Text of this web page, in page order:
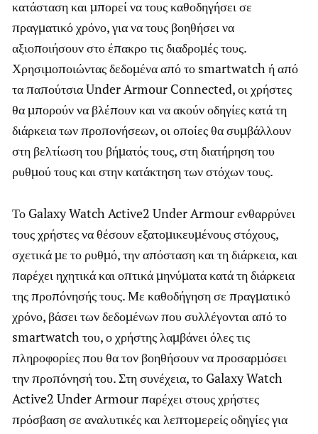
κατάσταση και μπορεί να τους καθοδηγήσει σε
πραγματικό χρόνο, για να τους βοηθήσει να
αξιοποιήσουν στο έπακρο τις διαδρομές τους.
Χρησιμοποιώντας δεδομένα από το smartwatch ή από
τα παπούτσια Under Armour Connected, οι χρήστες
θα μπορούν να βλέπουν και να ακούν οδηγίες κατά τη
διάρκεια των προπονήσεων, οι οποίες θα συμβάλλουν
στη βελτίωση του βήματός τους, στη διατήρηση του
ρυθμού τους και στην κατάκτηση των στόχων τους.
Το Galaxy Watch Active2 Under Armour ενθαρρύνει
τους χρήστες να θέσουν εξατομικευμένους στόχους,
σχετικά με το ρυθμό, την απόσταση και τη διάρκεια, και
παρέχει ηχητικά και οπτικά μηνύματα κατά τη διάρκεια
της προπόνησής τους. Με καθοδήγηση σε πραγματικό
χρόνο, βάσει των δεδομένων που συλλέγονται από το
smartwatch του, ο χρήστης λαμβάνει όλες τις
πληροφορίες που θα τον βοηθήσουν να προσαρμόσει
την προπόνησή του. Στη συνέχεια, το Galaxy Watch
Active2 Under Armour παρέχει στους χρήστες
πρόσβαση σε αναλυτικές και λεπτομερείς οδηγίες για